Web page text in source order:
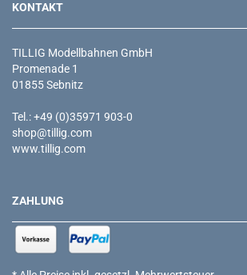
KONTAKT
TILLIG Modellbahnen GmbH
Promenade 1
01855 Sebnitz
Tel.: +49 (0)35971 903-0
shop@tillig.com
www.tillig.com
ZAHLUNG